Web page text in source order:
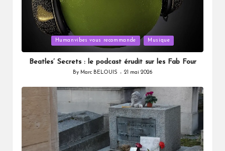
in
Humanvibes vous recommande Musique
Beatles’ Secrets : le podcast érudit sur les Fab Four
Posted
By Marc BELOUIS 21 mai 2026